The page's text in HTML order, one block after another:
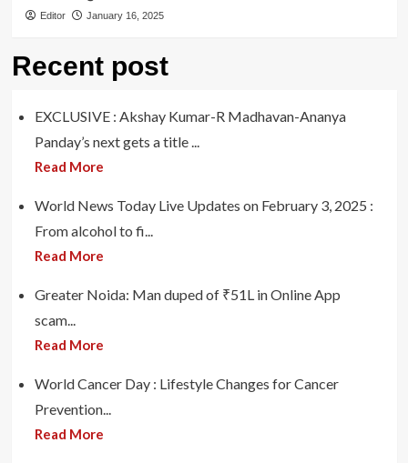
Editor January 16, 2025
Recent post
EXCLUSIVE : Akshay Kumar-R Madhavan-Ananya
Panday’s next gets a title ...
Read More
World News Today Live Updates on February 3, 2025 :
From alcohol to fi...
Read More
Greater Noida: Man duped of ₹51L in Online App
scam...
Read More
World Cancer Day : Lifestyle Changes for Cancer
Prevention...
Read More